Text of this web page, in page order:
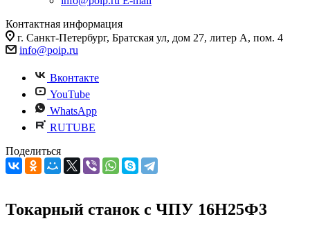
Контактная информация
г. Санкт-Петербург, Братская ул, дом 27, литер А, пом. 4
info@poip.ru
Вконтакте
YouTube
WhatsApp
RUTUBE
Поделиться
Токарный станок с ЧПУ 16Н25Ф3